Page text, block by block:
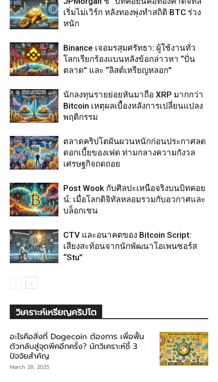
เริ่มไม่เวิร์ก หลังทองพุ่งทำสถิติ BTC ร่วง
หนัก
Binance เจอมรสุมศรัทธา: ผู้ใช้งานทั่ว
โลกเรียกร้องแบนหลังข้อกล่าวหา “ปั่น
ตลาด” และ “ลิสต์เหรียญหลอก”
นักลงทุนรายย่อยหันมาถือ XRP มากกว่า
Bitcoin เหตุผลเบื้องหลังการเปลี่ยนแปลง
พฤติกรรม
ตลาดคริปโตผันผวนหนักก่อนประกาศลด
ดอกเบี้ยของเฟด ท่ามกลางความกังวล
เศรษฐกิจถดถอย
Post Wook กับศิลปะเหนือจริงบนบิทคอย
น์: เมื่อโลกดิจิทัลหลอมรวมกับอวกาศและ
บล็อกเชน
CTV และอนาคตของ Bitcoin Script:
เสียงสะท้อนจากนักพัฒนาโอเพนซอร์ส
“Stu”
วิเคราะห์เหรียญคริปโต
อะไรคือสิ่งที่ Dogecoin ต้องการ เพื่อฟื้น
ตัวกลับสู่จุดพีคอีกครั้ง? นักวิเคราะห์ชี้ 3
ปัจจัยสำคัญ
March 28, 2025